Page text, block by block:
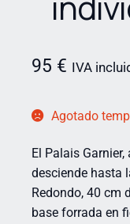
95 € IVA
Agotado
El Palais
desciende hasta
Redondo, 40 cm
base forrada en